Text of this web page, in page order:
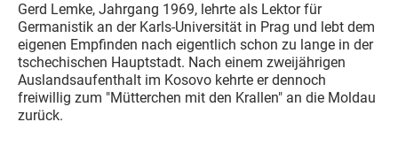
Gerd Lemke, Jahrgang 1969, lehrte als Lektor für
Germanistik an der Karls-Universität in Prag und lebt dem
eigenen Empfinden nach eigentlich schon zu lange in der
tschechischen Hauptstadt. Nach einem zweijährigen
Auslandsaufenthalt im Kosovo kehrte er dennoch
freiwillig zum "Mütterchen mit den Krallen" an die Moldau
zurück.